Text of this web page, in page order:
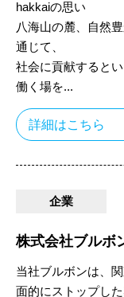
hakkaiの思い
八海山の麓、自然
通じて、
社会に貢献すると
働く場を...
詳細はこちら
企業
株式会社ブルボ
当社ブルボンは、
面的にストップし